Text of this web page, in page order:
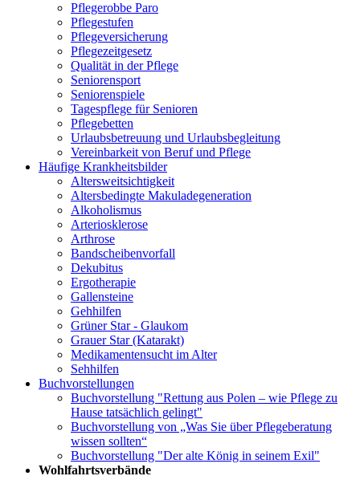
Pflegerobbe Paro
Pflegestufen
Pflegeversicherung
Pflegezeitgesetz
Qualität in der Pflege
Seniorensport
Seniorenspiele
Tagespflege für Senioren
Pflegebetten
Urlaubsbetreuung und Urlaubsbegleitung
Vereinbarkeit von Beruf und Pflege
Häufige Krankheitsbilder
Altersweitsichtigkeit
Altersbedingte Makuladegeneration
Alkoholismus
Arteriosklerose
Arthrose
Bandscheibenvorfall
Dekubitus
Ergotherapie
Gallensteine
Gehhilfen
Grüner Star - Glaukom
Grauer Star (Katarakt)
Medikamentensucht im Alter
Sehhilfen
Buchvorstellungen
Buchvorstellung "Rettung aus Polen – wie Pflege zu
Hause tatsächlich gelingt"
Buchvorstellung von „Was Sie über Pflegeberatung
wissen sollten“
Buchvorstellung "Der alte König in seinem Exil"
Wohlfahrtsverbände